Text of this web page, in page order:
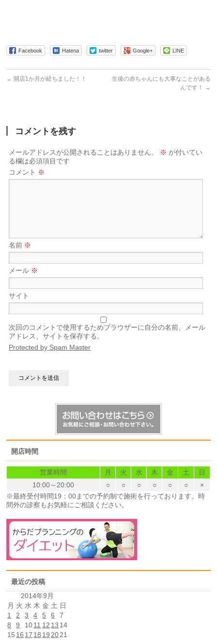
Facebook Hatena twitter Google+ LINE
← 開店1か月が経ちました！！
生後の赤ちゃんにも大事なことがある
んです！
→
コメントを残す
メールアドレスが公開されることはありません。 ※ が付いてい
る欄は必須項目です
コメント ※
名前 ※
メール ※
サイト
次回のコメントで使用するためブラウザーに自分の名前、メール
アドレス、サイトを保存する。
Protected by Spam Master
開店時間
営業時間 月 火 水 木 金 土
日
10:00～20:00
○ ○ ○ ○ ○ ○
×
※最終受付時間19：00までの予約制で施術を行っております。時
間外の診察もお気軽にご相談ください。
最近の投稿
2014年9月
月 火 水 木 金 土 日
1
2 3 4 5 6
7
8
9 1011 12 13 14
15 16 17 18 19 2021